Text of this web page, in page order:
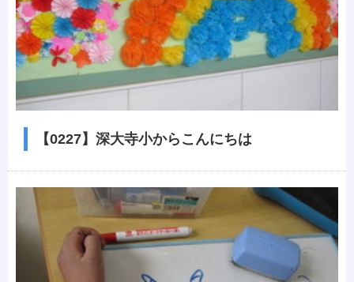
【0227】深大寺小からこんにちは